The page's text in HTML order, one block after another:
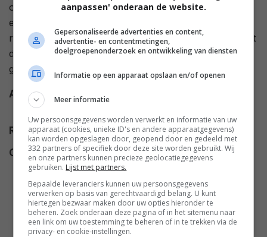
over een stervende schilder die naar China zeilt om
een geneesmiddel te vinden tegen zijn ziekte. De twee
regisseurs bespreken het idee, maar het is duidelijk dat
de film er nooit zal komen gezien Ray's zeer slechte
gezondheid.
Alt titel
Nick's Film - Lightning Over
Regie
Nicholas Ray,Wim Wenders.
Cast
Nicholas Ray ,Gerry Bamman,
Ronee Blakley
Lachman,Tom Farrell,Pierre
Cottrell,Stefan Czapsky,Mitch
Dubin,Becky Johnston,Tom
Kaufman
aanpassen' onderaan de website.
Gepersonaliseerde advertenties en content,
advertentie- en contentmetingen,
doelgroepenonderzoek en ontwikkeling van diensten
Informatie op een apparaat opslaan en/of openen
Meer informatie
Uw persoonsgegevens worden verwerkt en informatie van uw
apparaat (cookies, unieke ID's en andere apparaatgegevens)
kan worden opgeslagen door, geopend door en gedeeld met
332 partners of specifiek door deze site worden gebruikt. Wij
en onze partners kunnen precieze geolocatiegegevens
gebruiken. Lijst met partners.
Bepaalde leveranciers kunnen uw persoonsgegevens
verwerken op basis van gerechtvaardigd belang. U kunt
hiertegen bezwaar maken door uw opties hieronder te
beheren. Zoek onderaan deze pagina of in het sitemenu naar
een link om uw toestemming te beheren of in te trekken via de
privacy- en cookie-instellingen.